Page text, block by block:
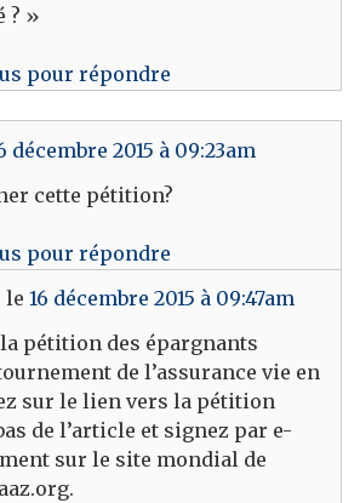
? »
pour répondre
décembre 2015 à 09:23am
cette pétition?
pour répondre
le 16 décembre 2015 à 09:47am
pétition des épargnants
de l’assurance vie en
sur le lien vers la pétition
de l’article et signez par e-
sur le site mondial de